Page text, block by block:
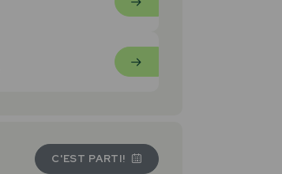
C'EST PARTI!